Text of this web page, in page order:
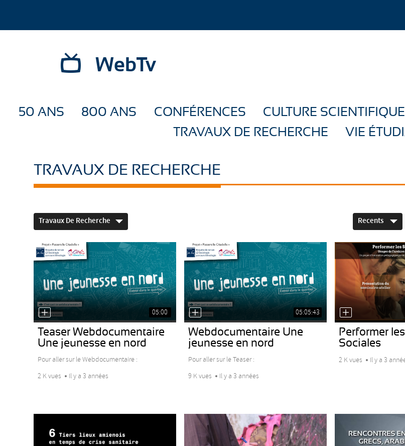
WebTv
50 ANS 800 ANS CONFÉRENCES CULTURE SCIENTIFIQUE
TRAVAUX DE RECHERCHE
VIE
TRAVAUX DE RECHERCHE
Travaux De Recherche Recents
05:00
Teaser Webdocumentaire
Une jeunesse en nord
Pour aller sur le Webdocumentaire :
2 K vues
Il y a 3 années
05:05:43
Webdocumentaire Une
jeunesse en nord
Pour aller sur le Teaser :
9 K vues
Il y a 3 années
Performer
Sociales
2 K vues Il y a 3